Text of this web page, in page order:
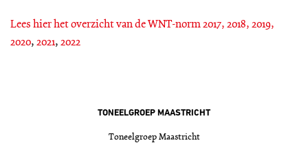
Lees hier het overzicht van de WNT-norm 2017, 2018, 2019,
2020, 2021, 2022
TONEELGROEP MAASTRICHT
Toneelgroep Maastricht